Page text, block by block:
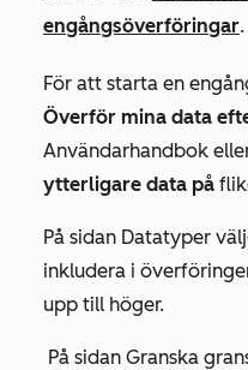
engångsöverföringar.
För att starta en
Överför mina data
Användarhandbok
ytterligare data på
På sidan Datatyper
inkludera i
upp till höger.
På sidan Granska